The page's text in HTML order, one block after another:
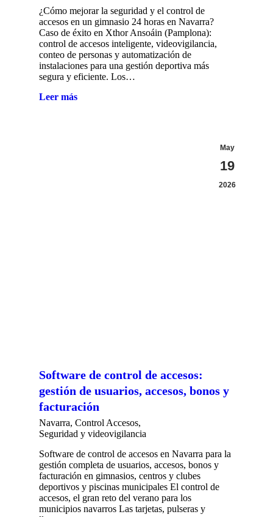
¿Cómo mejorar la seguridad y el control de
accesos en un gimnasio 24 horas en Navarra?
Caso de éxito en Xthor Ansoáin (Pamplona):
control de accesos inteligente, videovigilancia,
conteo de personas y automatización de
instalaciones para una gestión deportiva más
segura y eficiente. Los…
Leer más
May
19
2026
Software de control de accesos:
gestión de usuarios, accesos, bonos y
facturación
Navarra, Control Accesos,
Seguridad y videovigilancia
Software de control de accesos en Navarra para la
gestión completa de usuarios, accesos, bonos y
facturación en gimnasios, centros y clubes
deportivos y piscinas municipales El control de
accesos, el gran reto del verano para los
municipios navarros Las tarjetas, pulseras y